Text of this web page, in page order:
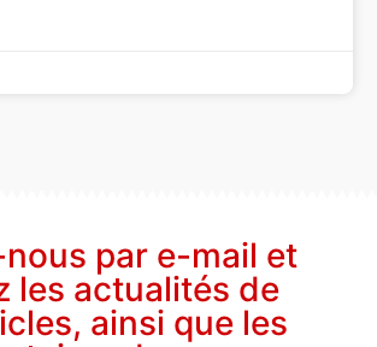
par e-mail et
les actualités de
ainsi que les